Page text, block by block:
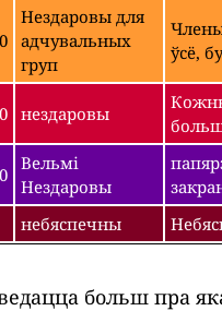
Нездаровы для
адчувальных
груп
ўсё,
нездаровы
Вельмі
Нездаровы
небяспечны
больш пра